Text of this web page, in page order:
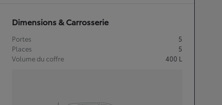
Dimensions & Carrosserie
Portes
5
Places
5
Volume du coffre
400 L